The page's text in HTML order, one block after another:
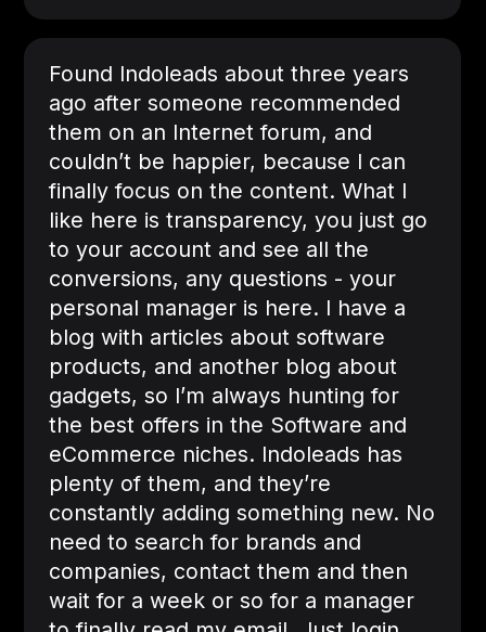
Found Indoleads about three years
ago after someone recommended
them on an Internet forum, and
couldn’t be happier, because I can
finally focus on the content. What I
like here is transparency, you just go
to your account and see all the
conversions, any questions - your
personal manager is here. I have a
blog with articles about software
products, and another blog about
gadgets, so I’m always hunting for
the best offers in the Software and
eCommerce niches. Indoleads has
plenty of them, and they’re
constantly adding something new. No
need to search for brands and
companies, contact them and then
wait for a week or so for a manager